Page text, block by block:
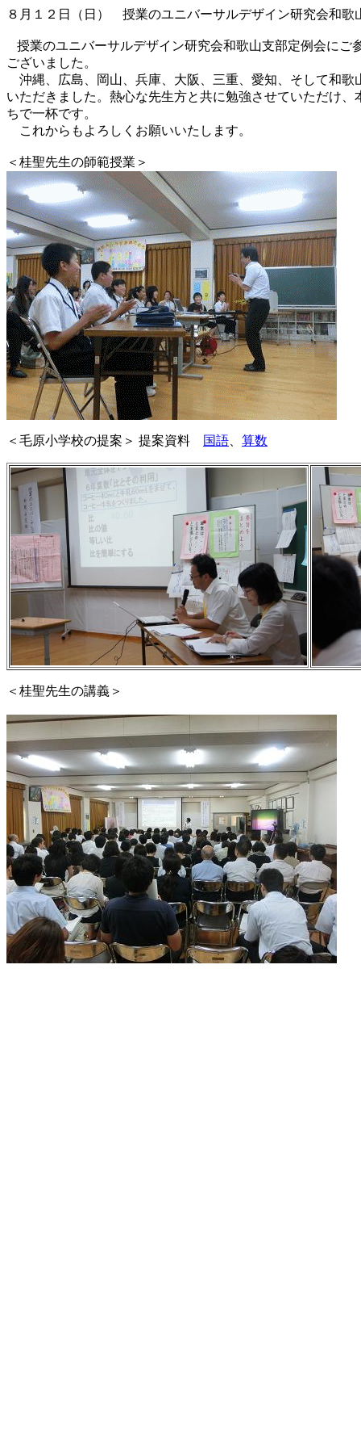
８月１２日（日） 授業のユニバーサルデザイン研究会和歌
授業のユニバーサルデザイン研究会和歌山支部定例会にご
ございました。
沖縄、広島、岡山、兵庫、大阪、三重、愛知、そして和歌
いただきました。熱心な先生方と共に勉強させていただけ、
ちで一杯です。
これからもよろしくお願いいたします。
＜桂聖先生の師範授業＞
＜毛原小学校の提案＞ 提案資料 国語 算数
＜桂聖先生の講義＞